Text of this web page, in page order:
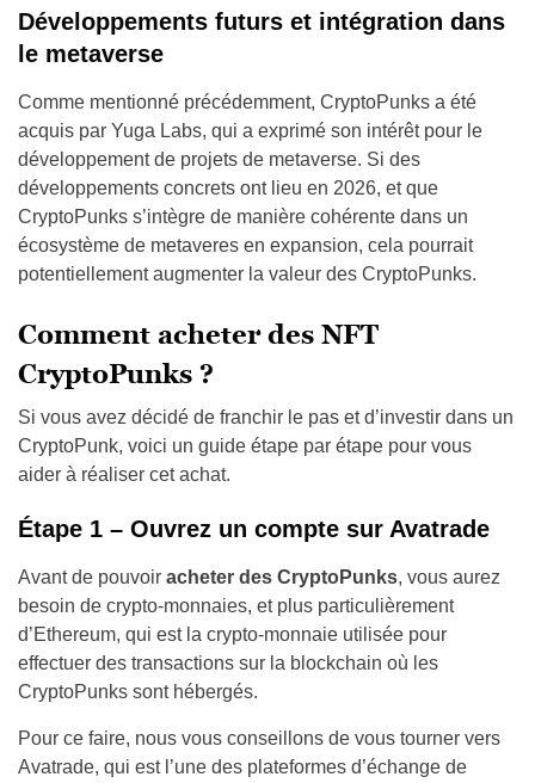
Développements futurs et intégration dans
le metaverse
Comme mentionné précédemment, CryptoPunks a été
acquis par Yuga Labs, qui a exprimé son intérêt pour le
développement de projets de metaverse. Si des
développements concrets ont lieu en 2026, et que
CryptoPunks s’intègre de manière cohérente dans un
écosystème de metaveres en expansion, cela pourrait
potentiellement augmenter la valeur des CryptoPunks.
Comment acheter des NFT
CryptoPunks ?
Si vous avez décidé de franchir le pas et d’investir dans un
CryptoPunk, voici un guide étape par étape pour vous
aider à réaliser cet achat.
Étape 1 – Ouvrez un compte sur Avatrade
Avant de pouvoir acheter des CryptoPunks, vous aurez
besoin de crypto-monnaies, et plus particulièrement
d’Ethereum, qui est la crypto-monnaie utilisée pour
effectuer des transactions sur la blockchain où les
CryptoPunks sont hébergés.
Pour ce faire, nous vous conseillons de vous tourner vers
Avatrade, qui est l’une des plateformes d’échange de